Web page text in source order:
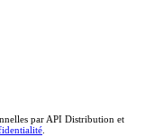
par API Distribution et
.